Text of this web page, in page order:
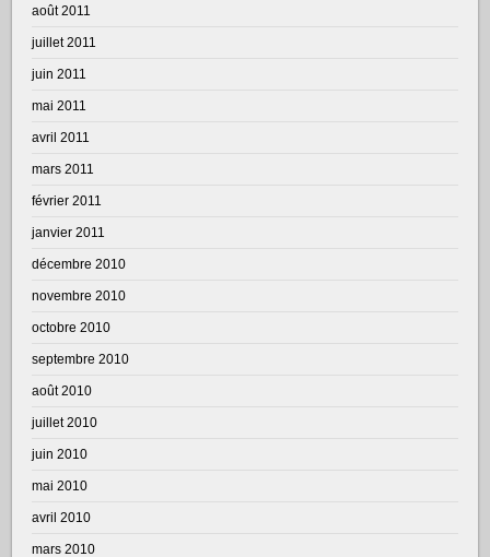
août 2011
juillet 2011
juin 2011
mai 2011
avril 2011
mars 2011
février 2011
janvier 2011
décembre 2010
novembre 2010
octobre 2010
septembre 2010
août 2010
juillet 2010
juin 2010
mai 2010
avril 2010
mars 2010